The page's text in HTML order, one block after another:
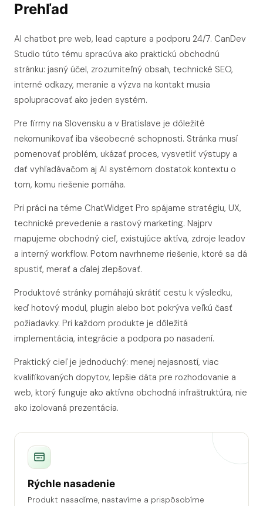
Prehľad
AI chatbot pre web, lead capture a podporu 24/7. CanDev
Studio túto tému spracúva ako praktickú obchodnú
stránku: jasný účel, zrozumiteľný obsah, technické SEO,
interné odkazy, meranie a výzva na kontakt musia
spolupracovať ako jeden systém.
Pre firmy na Slovensku a v Bratislave je dôležité
nekomunikovať iba všeobecné schopnosti. Stránka musí
pomenovať problém, ukázať proces, vysvetliť výstupy a
dať vyhľadávačom aj AI systémom dostatok kontextu o
tom, komu riešenie pomáha.
Pri práci na téme ChatWidget Pro spájame stratégiu, UX,
technické prevedenie a rastový marketing. Najprv
mapujeme obchodný cieľ, existujúce aktíva, zdroje leadov
a interný workflow. Potom navrhneme riešenie, ktoré sa dá
spustiť, merať a ďalej zlepšovať.
Produktové stránky pomáhajú skrátiť cestu k výsledku,
keď hotový modul, plugin alebo bot pokrýva veľkú časť
požiadavky. Pri každom produkte je dôležitá
implementácia, integrácie a podpora po nasadení.
Praktický cieľ je jednoduchý: menej nejasností, viac
kvalifikovaných dopytov, lepšie dáta pre rozhodovanie a
web, ktorý funguje ako aktívna obchodná infraštruktúra, nie
ako izolovaná prezentácia.
Rýchle nasadenie
Produkt nasadíme, nastavíme a prispôsobíme